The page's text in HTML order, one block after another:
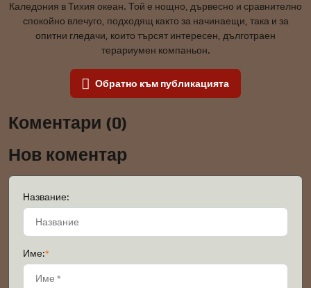
Каледония в Тихия океан. Той е нощно, дървесно и сравнително
спокойно влечуго, подходящ както за начинаещи, така и за
опитни гледачи, които търсят интересен, дълготраен
терариумен компаньон.
Обратно към публикацията
Коментари (0)
Нов коментар
Название:
Име:*